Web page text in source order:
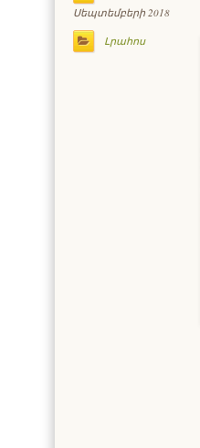
Սեպտեմբերի 2018
Լրահոս